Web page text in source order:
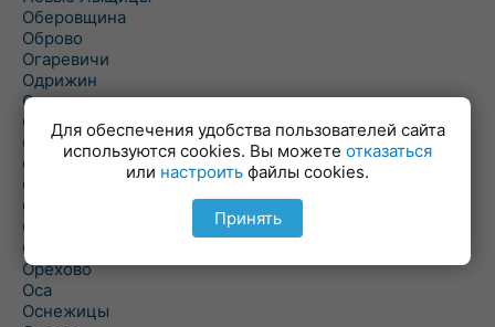
Оберовщина
Оброво
Огаревичи
Одрижин
Оздамичи
Озяты
Олтуш
Ольманы
Ольпень
Ольшаны
Омельная
Ополь
Орехово
Оса
Оснежицы
Для обеспечения удобства пользователей сайта
используются cookies. Вы можете отказаться
или настроить файлы cookies.
Принять